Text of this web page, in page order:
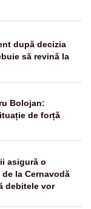
după decizia
să revină la
Bolojan:
de forță
asigură o
la Cernavodă
debitele vor